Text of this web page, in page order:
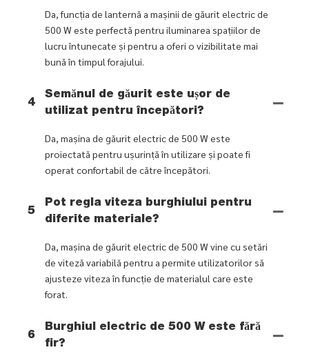
Da, funcția de lanternă a mașinii de găurit electric de
500 W este perfectă pentru iluminarea spațiilor de
lucru întunecate și pentru a oferi o vizibilitate mai
bună în timpul forajului.
4
Semănul de găurit este ușor de
utilizat pentru începători?
Da, mașina de găurit electric de 500 W este
proiectată pentru ușurință în utilizare și poate fi
operat confortabil de către începători.
5
Pot regla viteza burghiului pentru
diferite materiale?
Da, mașina de găurit electric de 500 W vine cu setări
de viteză variabilă pentru a permite utilizatorilor să
ajusteze viteza în funcție de materialul care este
forat.
6
Burghiul electric de 500 W este fără
fir?